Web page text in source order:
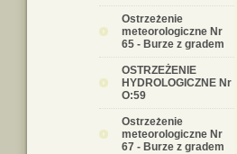
Ostrzeżenie
meteorologiczne Nr
65 - Burze z gradem
OSTRZEŻENIE
HYDROLOGICZNE Nr
O:59
Ostrzeżenie
meteorologiczne Nr
67 - Burze z gradem